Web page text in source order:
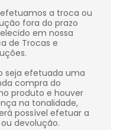
efetuamos a troca ou
fora do prazo
em nossa
de Trocas e
seja efetuada uma
compra do
produto e houver
na tonalidade,
possível efetuar a
devolução.